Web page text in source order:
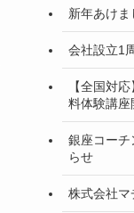
新年あけま
会社設立1
【全国対
料体験講座
銀座コーチ
らせ
株式会社